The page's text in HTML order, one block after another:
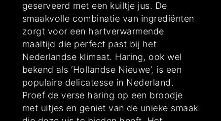
geserveerd met een kuiltje jus. De
smaakvolle combinatie van ingrediënten
zorgt voor een hartverwarmende
maaltijd die perfect past bij het
Nederlandse klimaat. Haring, ook wel
bekend als ‘Hollandse Nieuwe’, is een
populaire delicatesse in Nederland.
Proef de verse haring op een broodje
met uitjes en geniet van de unieke smaak